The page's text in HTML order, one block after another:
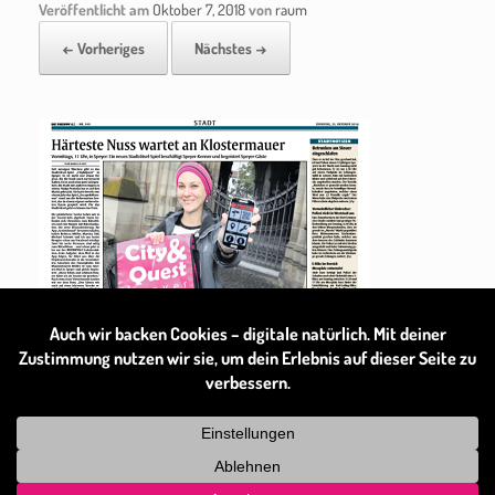
Veröffentlicht am Oktober 7, 2018vonraum
← Vorheriges Nächstes →
Theme bySiteOrigin